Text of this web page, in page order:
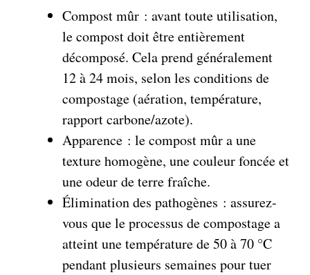
Compost mûr : avant toute utilisation,
le compost doit être entièrement
décomposé. Cela prend généralement
12 à 24 mois, selon les conditions de
compostage (aération, température,
rapport carbone/azote).
Apparence : le compost mûr a une
texture homogène, une couleur foncée et
une odeur de terre fraîche.
Élimination des pathogènes : assurez-
vous que le processus de compostage a
atteint une température de 50 à 70 °C
pendant plusieurs semaines pour tuer